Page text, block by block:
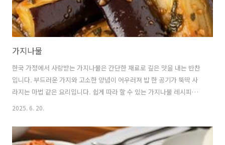
가지나물
한국 가정에서 사랑받는 가지나물은 간단한 재료로 깊은 맛을 내는 반찬
입니다. 부드러운 가지와 고소한 양념이 어우러져 밥 한 공기가 뚝딱 사
라지는 마법 같은 요리입니다. 쉽게 따라 할 수 있는 가지나물 레시피와
팁을 알려드립니다. 1. 가지나물의 매력과 특징가지나물은 한국 가정식
부드러운 식감과 고소한 참기름, 짭짤한 간장의 조화가 일품입니다.칼로
리가 낮고 식이섬유가 풍부해 다이어트에도 좋습니다.또한, 준비 과정이
2025. 6. 20.